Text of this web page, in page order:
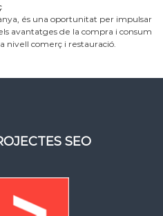
és una oportunitat per impulsar
avantatges de la compra i consum
nivell comerç i restauració.
SEO